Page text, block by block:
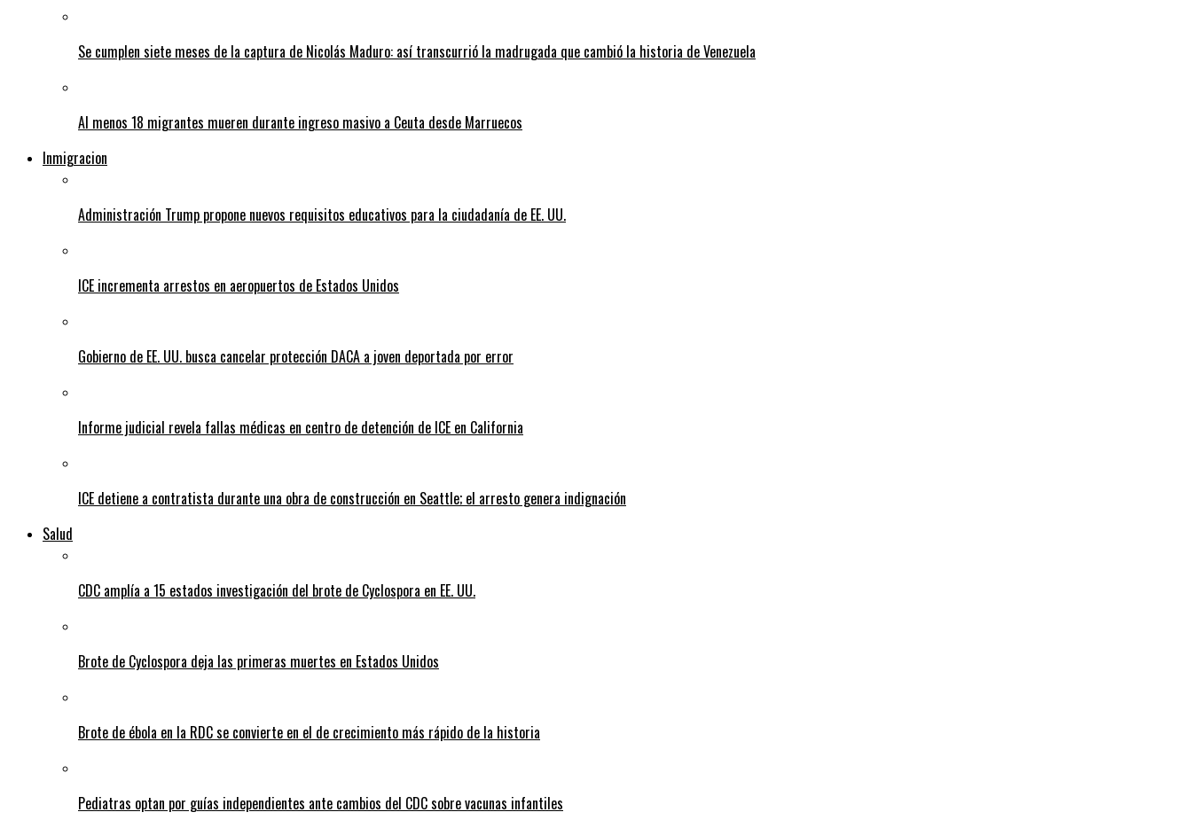
Se cumplen siete meses de la captura de Nicolás Maduro: así transcurrió la madrugada que cambió la historia de Venezuela
Al menos 18 migrantes mueren durante ingreso masivo a Ceuta desde Marruecos
Inmigracion
Administración Trump propone nuevos requisitos educativos para la ciudadanía de EE. UU.
ICE incrementa arrestos en aeropuertos de Estados Unidos
Gobierno de EE. UU. busca cancelar protección DACA a joven deportada por error
Informe judicial revela fallas médicas en centro de detención de ICE en California
ICE detiene a contratista durante una obra de construcción en Seattle; el arresto genera indignación
Salud
CDC amplía a 15 estados investigación del brote de Cyclospora en EE. UU.
Brote de Cyclospora deja las primeras muertes en Estados Unidos
Brote de ébola en la RDC se convierte en el de crecimiento más rápido de la historia
Pediatras optan por guías independientes ante cambios del CDC sobre vacunas infantiles